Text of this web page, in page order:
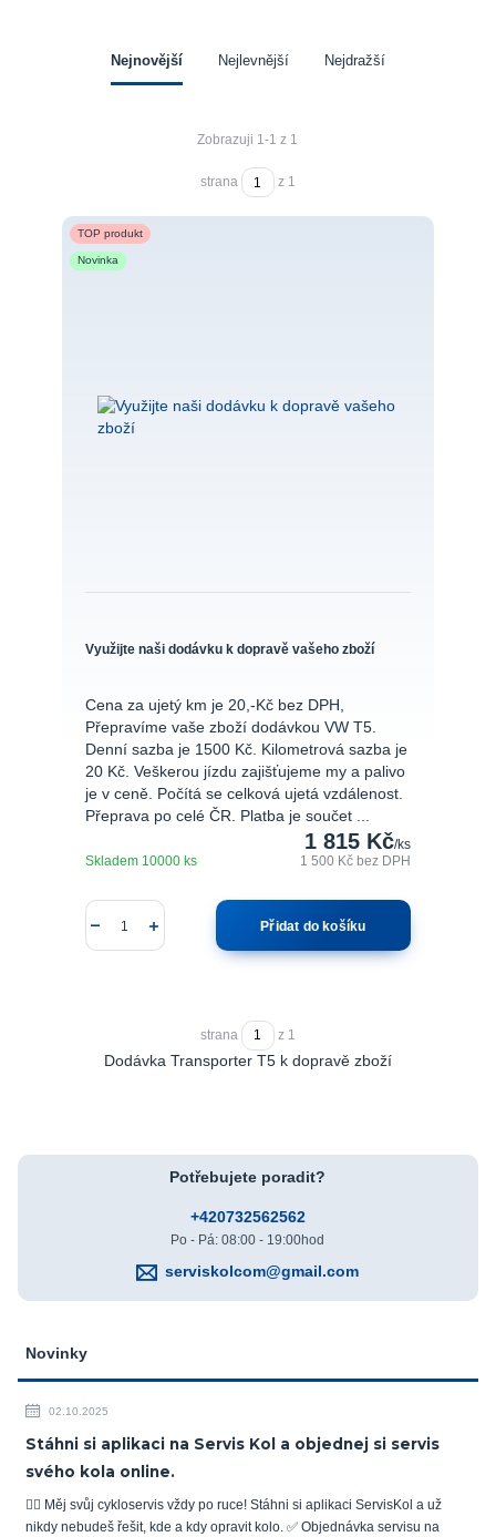
Nejnovější Nejlevnější Nejdražší
Zobrazuji 1-1 z 1
strana z 1
TOP produkt
Novinka
Využijte naši dodávku k dopravě vašeho zboží
Cena za ujetý km je 20,-Kč bez DPH,
Přepravíme vaše zboží dodávkou VW T5.
Denní sazba je 1500 Kč. Kilometrová sazba je
20 Kč. Veškerou jízdu zajišťujeme my a palivo
je v ceně. Počítá se celková ujetá vzdálenost.
Přeprava po celé ČR. Platba je součet ...
1 815 Kč/ks
1 500 Kč bez DPH
Skladem 10000 ks
Přidat do košíku
strana z 1
Dodávka Transporter T5 k dopravě zboží
Potřebujete poradit?
+420732562562
Po - Pá: 08:00 - 19:00hod
serviskolcom@gmail.com
Novinky
02.10.2025
Stáhni si aplikaci na Servis Kol a objednej si servis
svého kola online.
🚴‍♂️ Měj svůj cykloservis vždy po ruce! Stáhni si aplikaci ServisKol a už
nikdy nebudeš řešit, kde a kdy opravit kolo. ✅ Objednávka servisu na